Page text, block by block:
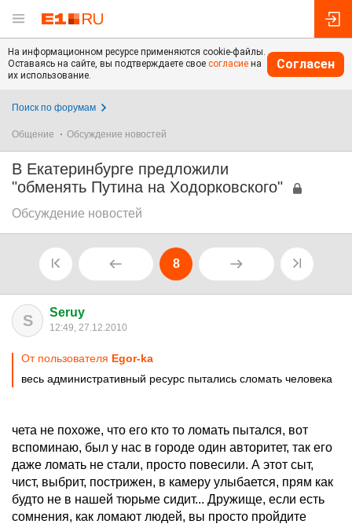
На информационном ресурсе применяются cookie-файлы.
Оставаясь на сайте, вы подтверждаете свое согласие на
их использование.
Согласен
Поиск по форумам
Общение Обсуждение новостей
В Екатеринбурге предложили
"обменять Путина на Ходорковского"
Обсуждение новостей
8
S Seruy
12:49, 27.12.2010
От пользователя Egor-ka
весь административный ресурс пытались сломать человека
чета не похоже, что его кто то ломать пытался, вот
вспоминаю, был у нас в городе один авторитет, так его
даже ломать не стали, просто повесили. А этот сыт,
чист, выбрит, пострижен, в камеру улыбается, прям как
будто не в нашей тюрьме сидит... Дружище, если есть
сомнения, как ломают людей, вы просто пройдите